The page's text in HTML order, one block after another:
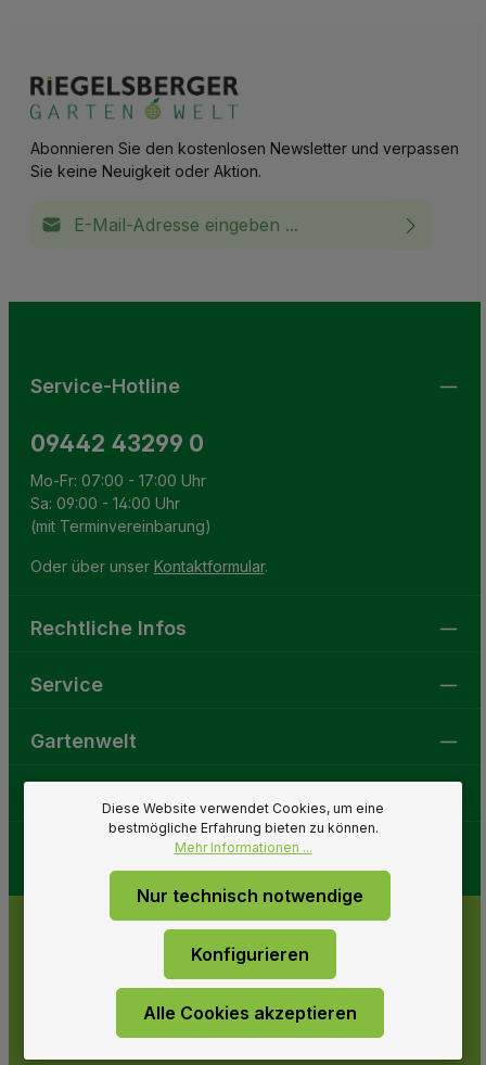
Abonnieren Sie den kostenlosen Newsletter und verpassen
Sie keine Neuigkeit oder Aktion.
Service-Hotline
09442 43299 0
Mo-Fr: 07:00 - 17:00 Uhr
Sa: 09:00 - 14:00 Uhr
(mit Terminvereinbarung)
Oder über unser Kontaktformular.
Rechtliche Infos
Service
Gartenwelt
Diese Website verwendet Cookies, um eine
bestmögliche Erfahrung bieten zu können.
Mehr Informationen ...
Nur technisch notwendige
Konfigurieren
Alle Cookies akzeptieren